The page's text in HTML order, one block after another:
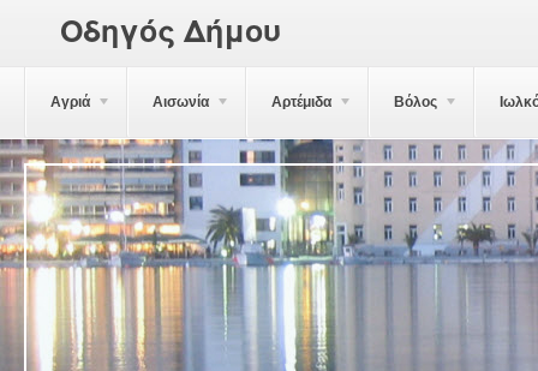
Οδηγός Δήμου
Αγριά Αισωνία Αρτέμιδα Βόλος